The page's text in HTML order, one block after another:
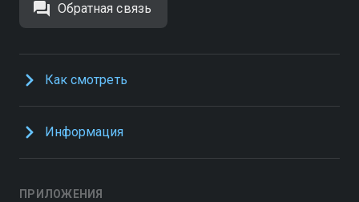
Обратная связь
Как смотреть
Информация
ПРИЛОЖЕНИЯ